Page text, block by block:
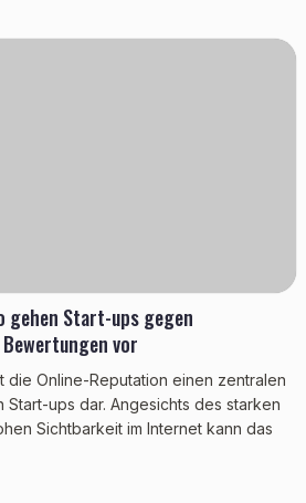
gehen Start-ups gegen
vor
die Online-Reputation einen zentralen
ups dar. Angesichts des starken
Sichtbarkeit im Internet kann das